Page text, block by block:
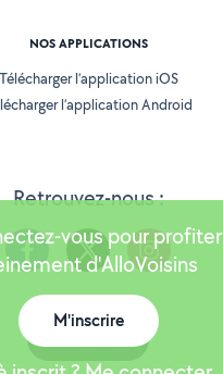
Retrouvez-nous :
NOS APPLICATIONS
Télécharger l’application iOS
l’application Android
Version 25.5.3
vous pour profiter
d'AlloVoisins
M'inscrire